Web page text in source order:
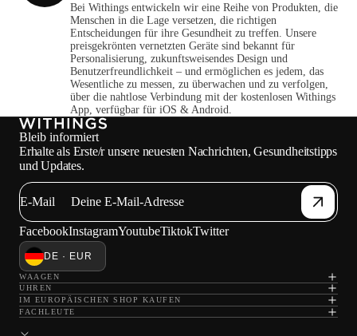
Bei Withings entwickeln wir eine Reihe von Produkten, die
Menschen in die Lage versetzen, die richtigen
Entscheidungen für ihre Gesundheit zu treffen. Unsere
preisgekrönten vernetzten Geräte sind bekannt für
Personalisierung, zukunftsweisendes Design und
Benutzerfreundlichkeit – und ermöglichen es jedem, das
Wesentliche zu messen, zu überwachen und zu verfolgen,
über die nahtlose Verbindung mit der kostenlosen Withings
App, verfügbar für iOS & Android.
Bleib informiert
Erhalte als Erste/r unsere neuesten Nachrichten, Gesundheitstipps
und Updates.
E-Mail
FacebookInstagramYoutubeTiktokTwitter
DE · EUR
WAAGEN
UHREN
IM EUROPÄISCHEN SHOP KAUFEN
FACHLEUTE